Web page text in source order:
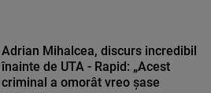
Adrian Mihalcea, discurs incredibil
înainte de UTA - Rapid: „Acest
criminal a omorât vreo șase